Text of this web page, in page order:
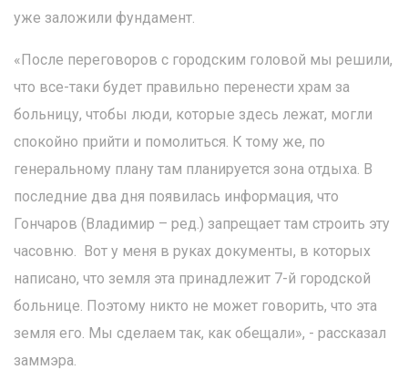
уже заложили фундамент.
«После переговоров с городским головой мы решили,
что все-таки будет правильно перенести храм за
больницу, чтобы люди, которые здесь лежат, могли
спокойно прийти и помолиться. К тому же, по
генеральному плану там планируется зона отдыха. В
последние два дня появилась информация, что
Гончаров (Владимир – ред.) запрещает там строить эту
часовню. Вот у меня в руках документы, в которых
написано, что земля эта принадлежит 7-й городской
больнице. Поэтому никто не может говорить, что эта
земля его. Мы сделаем так, как обещали», - рассказал
заммэра.